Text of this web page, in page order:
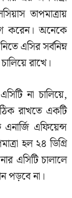
তাপমাত্রায়
করেন। অনেকে
এসির সর্বনিম্ন
রাখে।
না চালিয়ে,
রাখতে একটি
এনার্জি এফিয়েন্স
হল ২৪ ডিগ্রি
এসিটি চালালে
পড়বে না।